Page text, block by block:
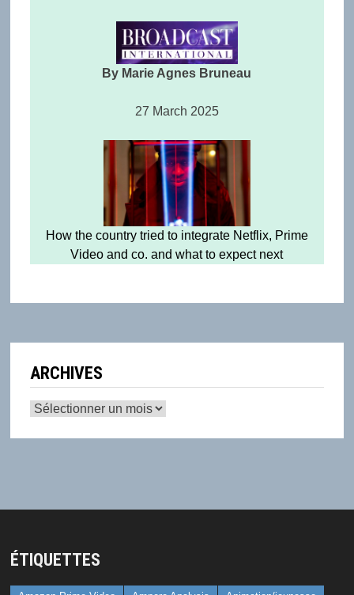
By Marie Agnes Bruneau
27 March 2025
How the country tried to integrate Netflix, Prime
Video and co. and what to expect next
ARCHIVES
Archives
ÉTIQUETTES